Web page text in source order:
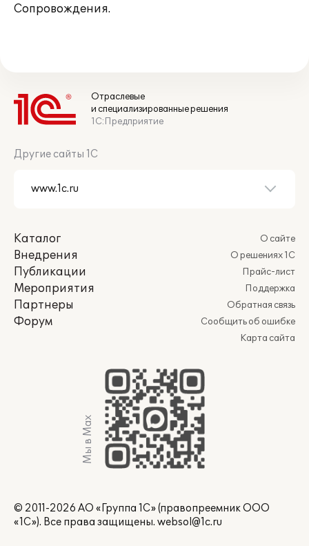
Сопровождения.
Отраслевые
и специализированные решения
1С:Предприятие
Другие сайты 1С
Каталог
Внедрения
Публикации
Мероприятия
Партнеры
Форум
О сайте
О решениях 1С
Прайс-лист
Поддержка
Обратная связь
Сообщить об ошибке
Карта сайта
Мы в Max
© 2011-2026 АО «Группа 1С» (правопреемник ООО
«1С»). Все права защищены. websol@1c.ru